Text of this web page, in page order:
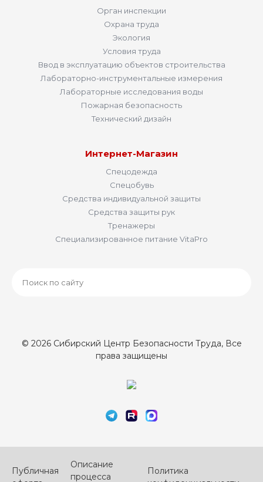
Орган инспекции
Охрана труда
Экология
Условия труда
Ввод в эксплуатацию объектов строительства
Лабораторно-инструментальные измерения
Лабораторные исследования воды
Пожарная безопасность
Технический дизайн
Интернет-Магазин
Спецодежда
Спецобувь
Средства индивидуальной защиты
Средства защиты рук
Тренажеры
Специализированное питание VitaPro
© 2026 Сибирский Центр Безопасности Труда, Все
права защищены
Публичная
Описание
процесса
Политика